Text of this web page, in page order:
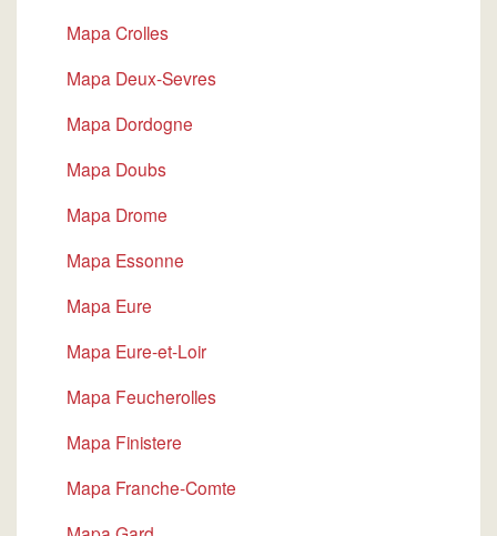
Mapa Crolles
Mapa Deux-Sevres
Mapa Dordogne
Mapa Doubs
Mapa Drome
Mapa Essonne
Mapa Eure
Mapa Eure-et-Loir
Mapa Feucherolles
Mapa Finistere
Mapa Franche-Comte